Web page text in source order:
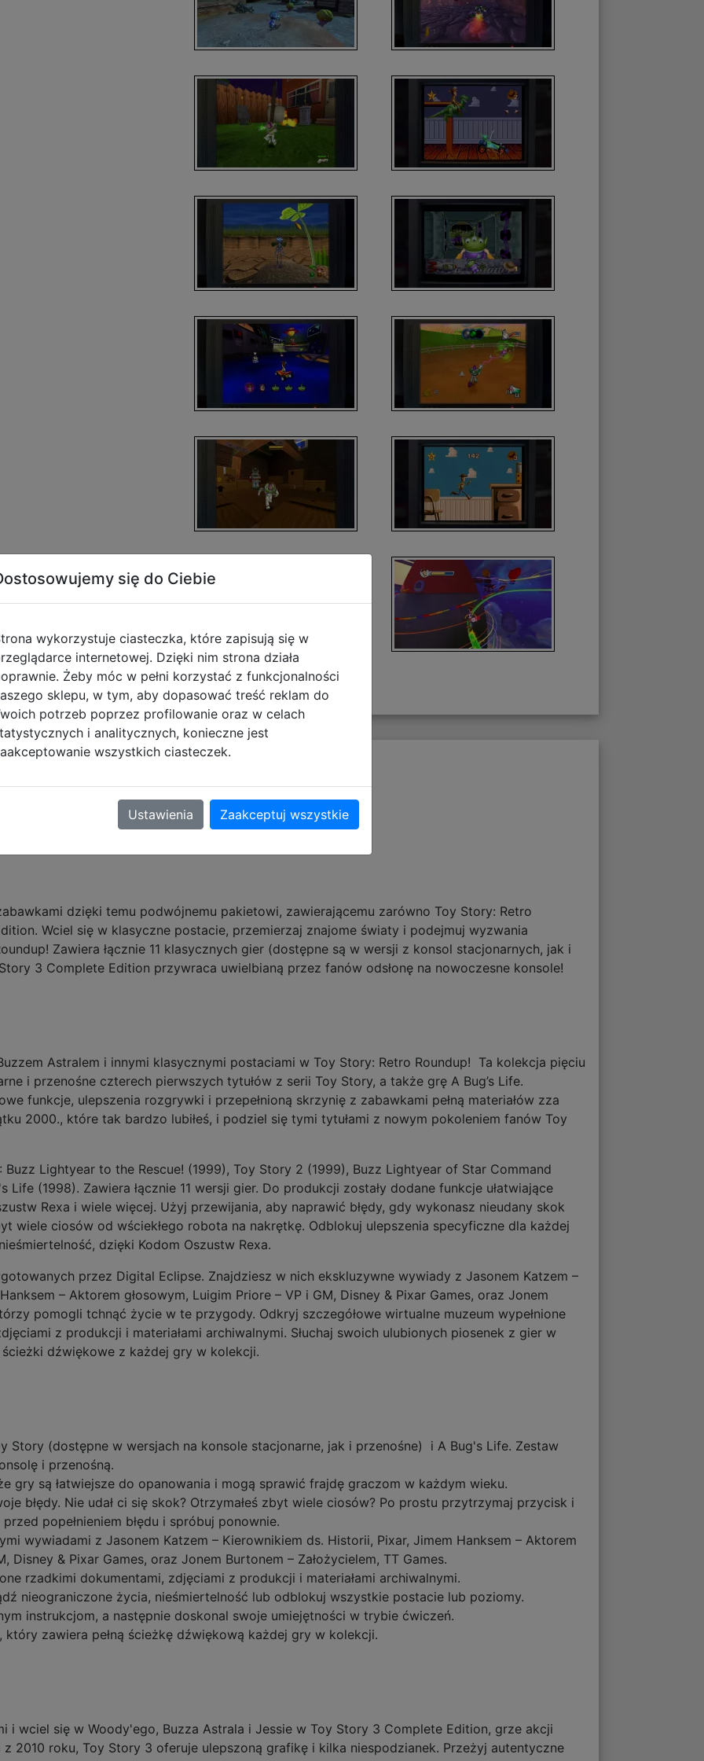
Opis produktu
MOŻE ULEC ZMIANIE!
dzięki temu podwójnemu pakietowi, zawierającemu zarówno Toy Story: Retro
Wciel się w klasyczne postacie, przemierzaj znajome światy i podejmuj wyzwania
Zawiera łącznie 11 klasycznych gier (dostępne są w wersji z konsol stacjonarnych, jak i
3 Complete Edition przywraca uwielbianą przez fanów odsłonę na nowoczesne konsole!
Astralem i innymi klasycznymi postaciami w Toy Story: Retro Roundup! Ta kolekcja pięciu
i przenośne czterech pierwszych tytułów z serii Toy Story, a także grę A Bug’s Life.
funkcje, ulepszenia rozgrywki i przepełnioną skrzynię z zabawkami pełną materiałów zza
2000., które tak bardzo lubiłeś, i podziel się tymi tytułami z nowym pokoleniem fanów Toy
Lightyear to the Rescue! (1999), Toy Story 2 (1999), Buzz Lightyear of Star Command
Life (1998). Zawiera łącznie 11 wersji gier. Do produkcji zostały dodane funkcje ułatwiające
Rexa i wiele więcej. Użyj przewijania, aby naprawić błędy, gdy wykonasz nieudany skok
wiele ciosów od wściekłego robota na nakrętkę. Odblokuj ulepszenia specyficzne dla każdej
dzięki Kodom Oszustw Rexa.
przez Digital Eclipse. Znajdziesz w nich ekskluzywne wywiady z Jasonem Katzem –
– Aktorem głosowym, Luigim Priore – VP i GM, Disney & Pixar Games, oraz Jonem
pomogli tchnąć życie w te przygody. Odkryj szczegółowe wirtualne muzeum wypełnione
z produkcji i materiałami archiwalnymi. Słuchaj swoich ulubionych piosenek z gier w
dźwiękowe z każdej gry w kolekcji.
Story (dostępne w wersjach na konsole stacjonarne, jak i przenośne) i A Bug's Life. Zestaw
i przenośną.
gry są łatwiejsze do opanowania i mogą sprawić frajdę graczom w każdym wieku.
błędy. Nie udał ci się skok? Otrzymałeś zbyt wiele ciosów? Po prostu przytrzymaj przycisk i
popełnieniem błędu i spróbuj ponownie.
wywiadami z Jasonem Katzem – Kierownikiem ds. Historii, Pixar, Jimem Hanksem – Aktorem
Disney & Pixar Games, oraz Jonem Burtonem – Założycielem, TT Games.
rzadkimi dokumentami, zdjęciami z produkcji i materiałami archiwalnymi.
nieograniczone życia, nieśmiertelność lub odblokuj wszystkie postacie lub poziomy.
instrukcjom, a następnie doskonal swoje umiejętności w trybie ćwiczeń.
zawiera pełną ścieżkę dźwiękową każdej gry w kolekcji.
i wciel się w Woody'ego, Buzza Astrala i Jessie w Toy Story 3 Complete Edition, grze akcji
2010 roku, Toy Story 3 oferuje ulepszoną grafikę i kilka niespodzianek. Przeżyj autentyczne
się do Ciebie
wykorzystuje ciasteczka, które zapisują się w
internetowej. Dzięki nim strona działa
Żeby móc w pełni korzystać z funkcjonalności
sklepu, w tym, aby dopasować treść reklam do
potrzeb poprzez profilowanie oraz w celach
i analitycznych, konieczne jest
wszystkich ciasteczek.
Ustawienia Zaakceptuj wszystkie